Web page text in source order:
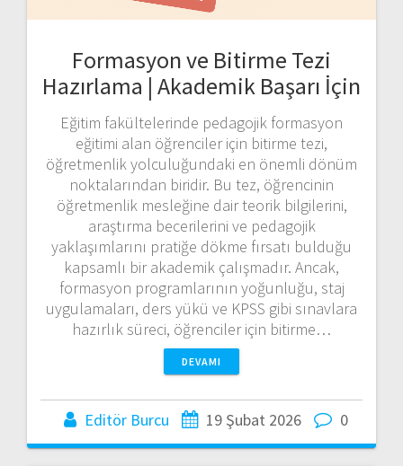
Formasyon ve Bitirme Tezi
Hazırlama | Akademik Başarı İçin
Eğitim fakültelerinde pedagojik formasyon
eğitimi alan öğrenciler için bitirme tezi,
öğretmenlik yolculuğundaki en önemli dönüm
noktalarından biridir. Bu tez, öğrencinin
öğretmenlik mesleğine dair teorik bilgilerini,
araştırma becerilerini ve pedagojik
yaklaşımlarını pratiğe dökme fırsatı bulduğu
kapsamlı bir akademik çalışmadır. Ancak,
formasyon programlarının yoğunluğu, staj
uygulamaları, ders yükü ve KPSS gibi sınavlara
hazırlık süreci, öğrenciler için bitirme…
DEVAMI
Editör Burcu 19 Şubat 2026 0